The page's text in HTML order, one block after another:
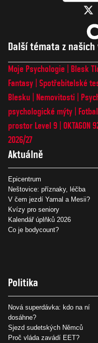
Další témata z našich
Moje Psychologie Blesk
Fantasy Spotřebitelské
Blesku
Nemovitosti
psychologické mýty
prostor Level 9
2026/27
Aktuálně
Epicentrum
Neštovice: příznaky, léčba
V čem jezdí Yamal a Mesii?
Kvízy pro seniory
Kalendář úplňků 2026
Co je bodycount?
Politika
Nová superdávka: kdo na ní
dosáhne?
Sjezd sudetských Němců
Proč vláda zavádí EET?